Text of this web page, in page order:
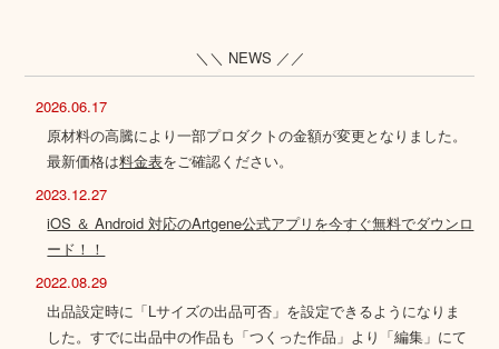
＼＼ NEWS ／／
2026.06.17
原材料の高騰により一部プロダクトの金額が変更となりました。
最新価格は料金表をご確認ください。
2023.12.27
iOS ＆ Android 対応のArtgene公式アプリを今すぐ無料でダウンロ
ード！！
2022.08.29
出品設定時に「Lサイズの出品可否」を設定できるようになりま
した。すでに出品中の作品も「つくった作品」より「編集」にて